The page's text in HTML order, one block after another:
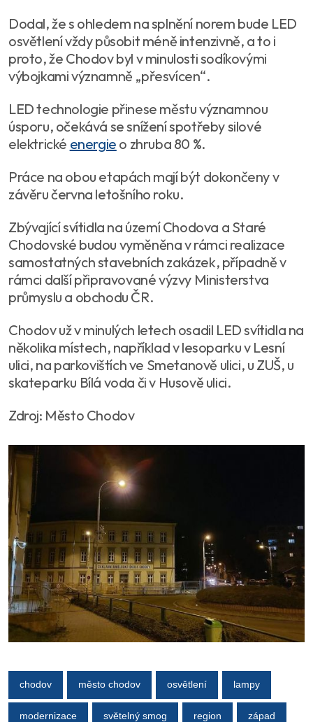
Dodal, že s ohledem na splnění norem bude LED
osvětlení vždy působit méně intenzivně, a to i
proto, že Chodov byl v minulosti sodíkovými
výbojkami významně „přesvícen“.
LED technologie přinese městu významnou
úsporu, očekává se snížení spotřeby silové
elektrické energie o zhruba 80 %.
Práce na obou etapách mají být dokončeny v
závěru června letošního roku.
Zbývající svítidla na území Chodova a Staré
Chodovské budou vyměněna v rámci realizace
samostatných stavebních zakázek, případně v
rámci další připravované výzvy Ministerstva
průmyslu a obchodu ČR.
Chodov už v minulých letech osadil LED svítidla na
několika místech, například v lesoparku v Lesní
ulici, na parkovištích ve Smetanově ulici, u ZUŠ, u
skateparku Bílá voda či v Husově ulici.
Zdroj: Město Chodov
chodov město chodov osvětlení lampy
modernizace světelný smog region západ